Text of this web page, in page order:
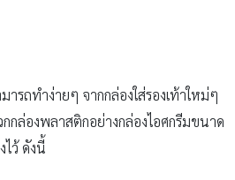
ถทำง่ายๆ จากกล่องใส่รองเท้าใหม่ๆ
กล่องพลาสติกอย่างกล่องไอศกรีมขนาด
ว้ ดังนี้